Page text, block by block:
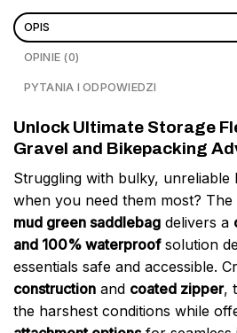
OPIS
OPINIE (0)
PYTANIA I ODPOWIEDZI
Unlock Ultimate Storage
Gravel and Bikepacking
Struggling with bulky, unreliable
when you need them most? The
mud green saddlebag delivers a
and 100% waterproofsolution
essentials safe and accessible.
construction and coated zipper,
the harshest conditions while